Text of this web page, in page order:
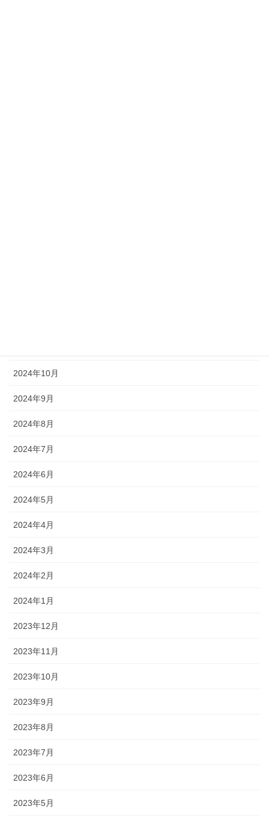
2024年10月
2024年9月
2024年8月
2024年7月
2024年6月
2024年5月
2024年4月
2024年3月
2024年2月
2024年1月
2023年12月
2023年11月
2023年10月
2023年9月
2023年8月
2023年7月
2023年6月
2023年5月